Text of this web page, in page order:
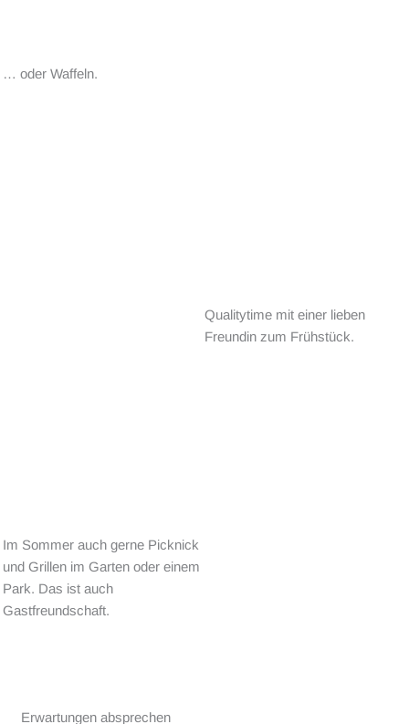
… oder Waffeln.
Qualitytime mit einer lieben
Freundin zum Frühstück.
Im Sommer auch gerne Picknick
und Grillen im Garten oder einem
Park. Das ist auch
Gastfreundschaft.
Erwartungen absprechen